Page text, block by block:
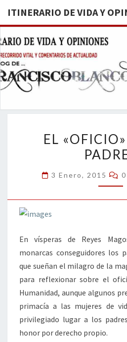
ITINERARIO DE VIDA Y
DE
EL
3 Enero, 2015
En vísperas de Reyes
monarcas conseguidores los
que sueñan el milagro de la
para reflexionar sobre el
Humanidad, aunque algunos
primacía a las mujeres de
privilegiado lugar a los
honor por derecho propio.